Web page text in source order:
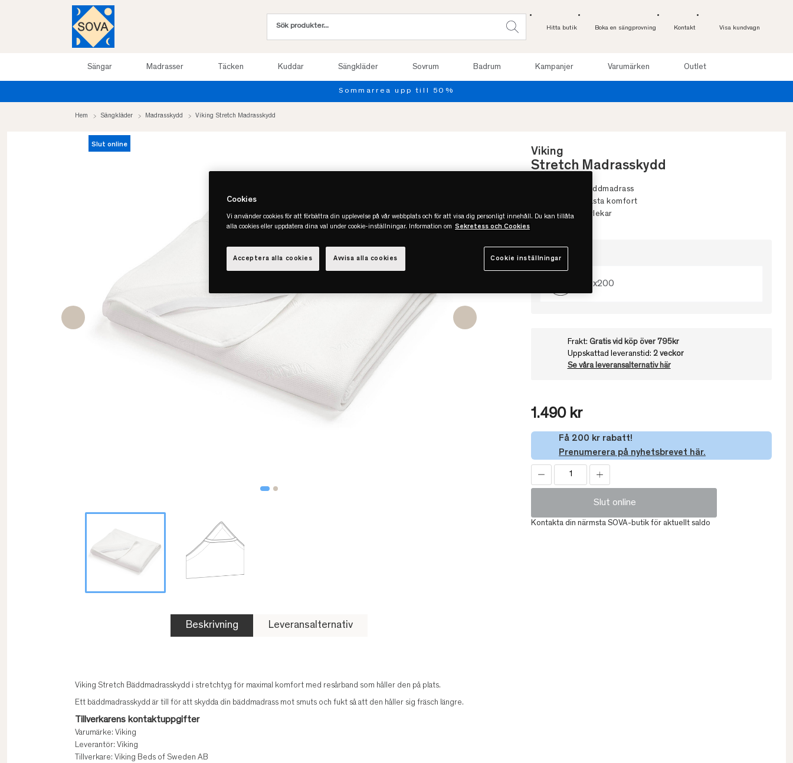
Hitta butik Boka en sängprovning Kontakt Visa kundvagn
Sängar Madrasser Täcken Kuddar Sängkläder Sovrum Badrum Kampanjer Varumärken Outlet
Sommarrea upp till 50%
Hem Sängkläder Madrasskydd Viking Stretch Madrasskydd
Slut online
Viking
Stretch Madrasskydd
• Skyddar din bäddmadrass
• I stretch för bästa komfort
• Finns olika storlekar
Välj storlek
140x200
Frakt: Gratis vid köp över 795kr
Uppskattad leveranstid: 2 veckor
Se våra leveransalternativ här
1.490 kr
Få 200 kr rabatt!
Prenumerera på nyhetsbrevet här.
Slut online
Kontakta din närmsta SOVA-butik för aktuellt saldo
Beskrivning Leveransalternativ
Viking Stretch Bäddmadrasskydd i stretchtyg för maximal komfort med resårband som håller den på plats.
Ett bäddmadrasskydd är till för att skydda din bäddmadrass mot smuts och fukt så att den håller sig fräsch längre.
Tillverkarens kontaktuppgifter
Varumärke: Viking
Leverantör: Viking
Tillverkare: Viking Beds of Sweden AB
Cookies
Vi använder cookies för att förbättra din upplevelse på vår webbplats och för att visa dig personligt innehåll. Du kan tillåta
alla cookies eller uppdatera dina val under cookie-inställningar. Information om Sekretess och Cookies
Cookie inställningar
Avvisa alla cookies
Acceptera alla cookies